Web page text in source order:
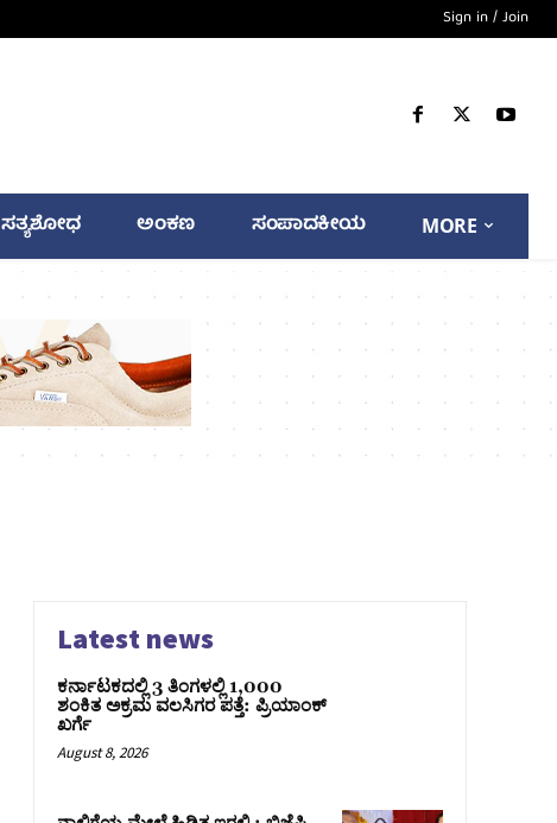
Sign in / Join
ಸತ್ಯಶೋಧ ಅಂಕಣ ಸಂಪಾದಕೀಯ MORE
Latest news
ಕರ್ನಾಟಕದಲ್ಲಿ 3 ತಿಂಗಳಲ್ಲಿ 1,000
ಶಂಕಿತ ಅಕ್ರಮ ವಲಸಿಗರ ಪತ್ತೆ: ಪ್ರಿಯಾಂಕ್‌
ಖರ್ಗೆ
August 8, 2026